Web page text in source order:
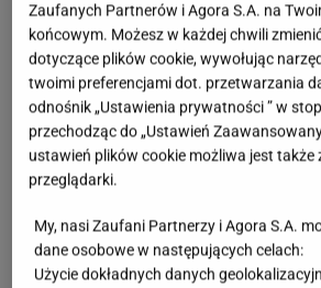
gotowania, ani między posiłkami.
zapominać w czasie świat o
warzyw, a już na pewno nie
słodyczami. No i oczywiście
świeżym powietrzu. Święta to
rodzinny spacer po lesie lub
Zaufanych Partnerów i Agora S.A. na
końcowym. Możesz w każdej chwili
dotyczące plików cookie, wywołując
twoimi preferencjami dot. przetwarzania
odnośnik „Ustawienia prywatności ” w
przechodząc do „Ustawień
ustawień plików cookie możliwa jest także
przeglądarki.
My, nasi Zaufani Partnerzy i Agora S.A.
dane osobowe w następujących celach:
Użycie dokładnych danych